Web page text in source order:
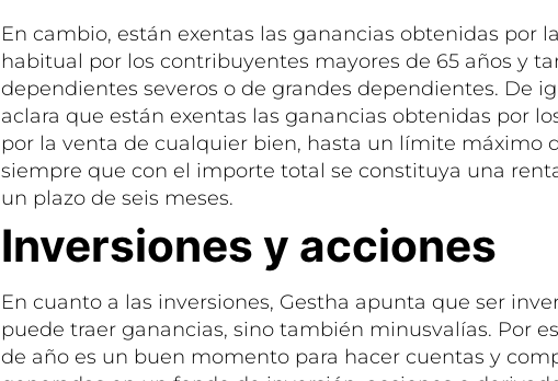
En cambio, están exentas las ganancias obtenidas por
habitual por los contribuyentes mayores de 65 años y
dependientes severos o de grandes dependientes. De
aclara que están exentas las ganancias obtenidas por
por la venta de cualquier bien, hasta un límite máximo
siempre que con el importe total se constituya una
un plazo de seis meses.
Inversiones y acciones
En cuanto a las inversiones, Gestha apunta que ser
puede traer ganancias, sino también minusvalías. Por
de año es un buen momento para hacer cuentas y